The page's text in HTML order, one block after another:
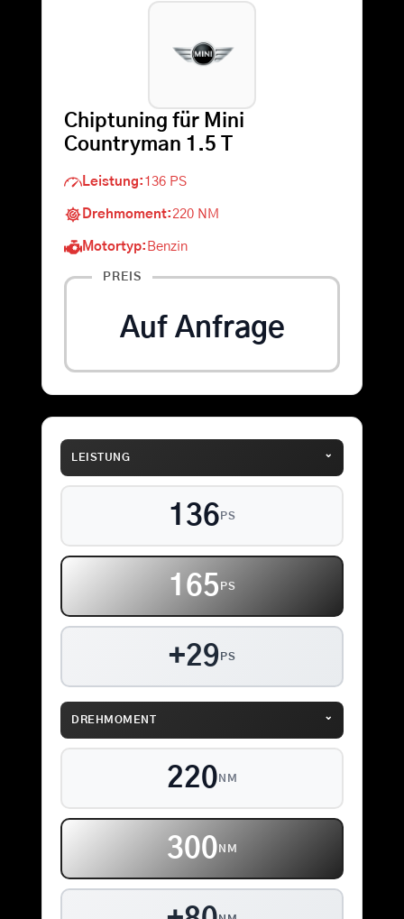
Warenkorb
Chiptuning für Mini
Countryman 1.5 T
Leistung: 136 PS
Drehmoment: 220 NM
Motortyp: Benzin
PREIS
Auf Anfrage
LEISTUNG ⌄
136 PS
165 PS
+29 PS
DREHMOMENT ⌄
220 NM
300 NM